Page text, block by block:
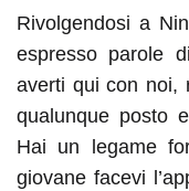
Rivolgendosi a
espresso parole
averti qui con noi,
qualunque posto
Hai un legame
giovane facevi